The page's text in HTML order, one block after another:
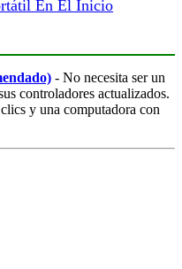
En El Inicio
- No necesita ser un
controladores actualizados.
y una computadora con